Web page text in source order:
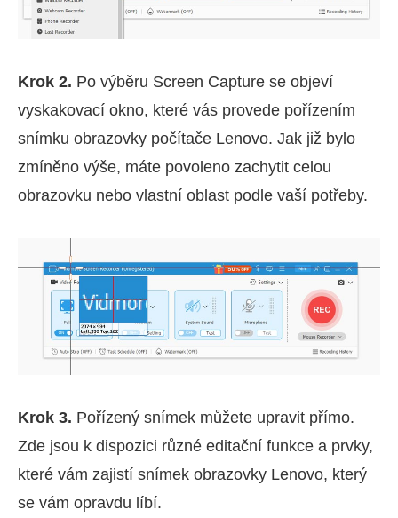
Krok 2. Po výběru Screen Capture se objeví
vyskakovací okno, které vás provede pořízením
snímku obrazovky počítače Lenovo. Jak již bylo
zmíněno výše, máte povoleno zachytit celou
obrazovku nebo vlastní oblast podle vaší potřeby.
Krok 3. Pořízený snímek můžete upravit přímo.
Zde jsou k dispozici různé editační funkce a prvky,
které vám zajistí snímek obrazovky Lenovo, který
se vám opravdu líbí.